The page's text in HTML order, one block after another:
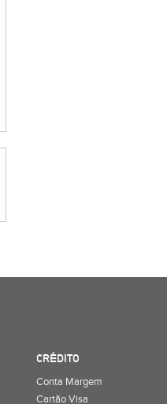
CRÉDITO
Conta Margem
Cartão Visa